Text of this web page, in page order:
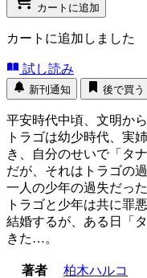
カートに追加
カートに追加しました
試し読み
新刊通知 後で買う
平安時代中頃、文明か
トラゴは幼少時代、実
き、自分のせいで「タ
だが、それはトラゴの
一人の少年の過失だった
トラゴと少年は共に罪
結婚するが、ある日「
きた…。
著者
柏木ハルコ